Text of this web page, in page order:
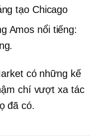
tạo Chicago
Amos nổi tiếng:
có những kế
chí vượt xa tác
đã có.